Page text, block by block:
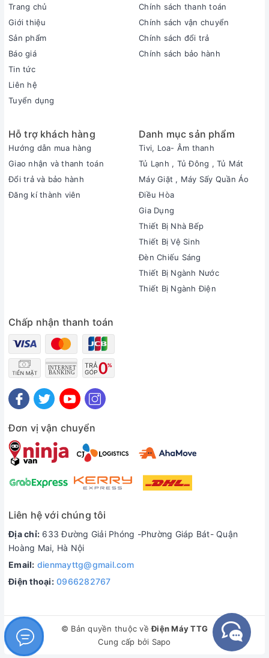
Trang chủ
Giới thiệu
Sản phẩm
Báo giá
Tin tức
Liên hệ
Tuyển dụng
Chính sách thanh toán
Chính sách vận chuyển
Chính sách đổi trả
Chính sách bảo hành
Hỗ trợ khách hàng
Hướng dẫn mua hàng
Giao nhận và thanh toán
Đổi trả và bảo hành
Đăng kí thành viên
Danh mục sản phẩm
Tivi, Loa- Âm thanh
Tủ Lạnh , Tủ Đông , Tủ Mát
Máy Giặt , Máy Sấy Quần Áo
Điều Hòa
Gia Dụng
Thiết Bị Nhà Bếp
Thiết Bị Vệ Sinh
Đèn Chiếu Sáng
Thiết Bị Ngành Nước
Thiết Bị Ngành Điện
Chấp nhận thanh toán
Đơn vị vận chuyển
Liên hệ với chúng tôi
Địa chỉ: 633 Đường Giải Phóng -Phường Giáp Bát- Quận
Hoàng Mai, Hà Nội
Email: dienmayttg@gmail.com
Điện thoại: 0966282767
© Bản quyền thuộc vềĐiện Máy TTG
Cung cấp bởi Sapo